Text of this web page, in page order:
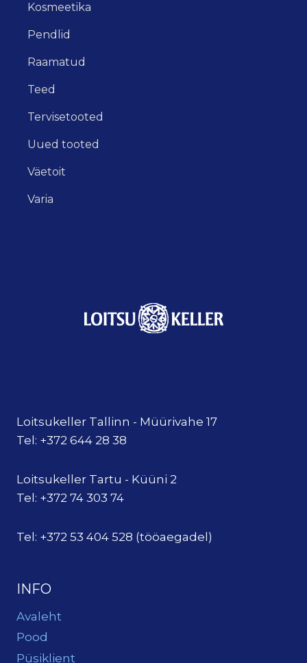
Kosmeetika
Pendlid
Raamatud
Teed
Tervisetooted
Uued tooted
Väetoit
Varia
Loitsukeller Tallinn - Müürivahe 17
Tel: +372 644 28 38
Loitsukeller Tartu - Küüni 2
Tel: +372 74 303 74
Tel: +372 53 404 528 (tööaegadel)
INFO
Avaleht
Pood
Püsiklient